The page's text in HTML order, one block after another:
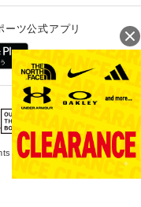
ーツ公式アプリ
Reserved.